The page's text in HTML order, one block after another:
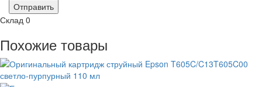
Отправить
Склад 0
Похожие товары